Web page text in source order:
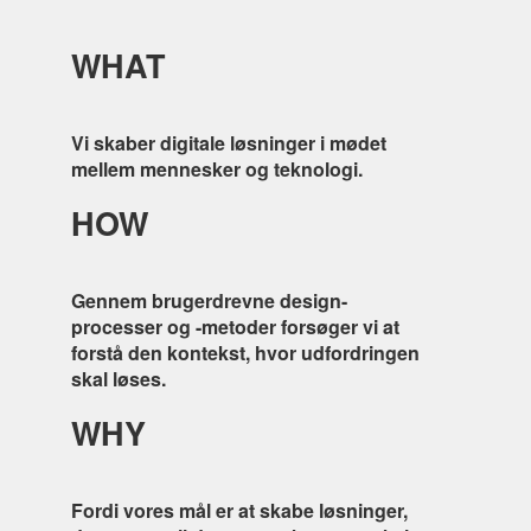
WHAT
Vi skaber digitale løsninger i mødet
mellem mennesker og teknologi.
HOW
Gennem brugerdrevne design-
processer og -metoder forsøger vi at
forstå den kontekst, hvor udfordringen
skal løses.
WHY
Fordi vores mål er at skabe løsninger,